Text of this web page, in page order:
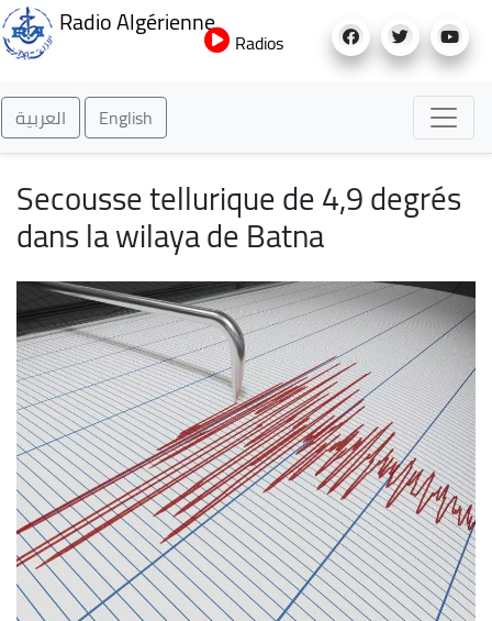
au
Radio Algérienne
Radios
العربية English
Secousse tellurique de 4,9 degrés
dans la wilaya de Batna